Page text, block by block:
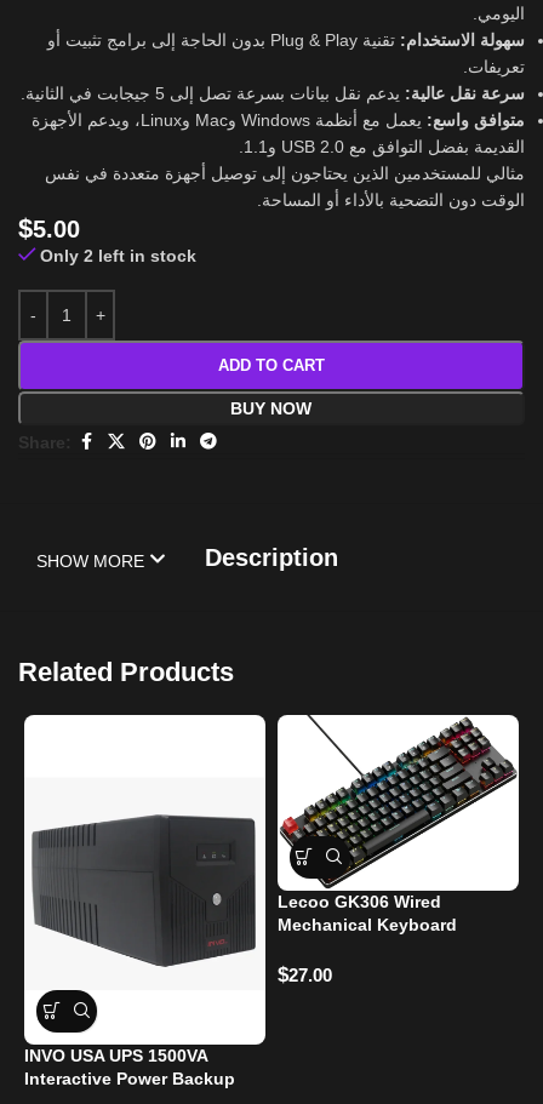
اليومي.
سهولة الاستخدام:
تقنية Plug & Play بدون الحاجة إلى برامج تثبيت أو
تعريفات.
سرعة نقل عالية: يدعم نقل بيانات بسرعة تصل إلى 5 جيجابت في الثانية.
متوافق واسع:
يعمل مع أنظمة Windows وMac وLinux، ويدعم الأجهزة
القديمة بفضل التوافق مع USB 2.0 و1.1.
مثالي للمستخدمين الذين يحتاجون إلى توصيل أجهزة متعددة في نفس
الوقت دون التضحية بالأداء أو المساحة.
$5.00
Only 2 left in stock
ADD TO CART
BUY NOW
Share:
Description
SHOW MORE
Related Products
INVO USA UPS 1500VA
Interactive Power Backup
Lecoo GK306 Wired
Mechanical Keyboard
$27.00